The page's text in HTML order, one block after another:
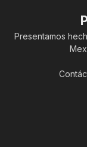
Presentamos